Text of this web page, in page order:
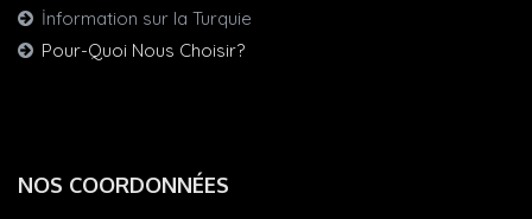
İnformation sur la Turquie
Pour-Quoi Nous Choisir?
NOS COORDONNÉES